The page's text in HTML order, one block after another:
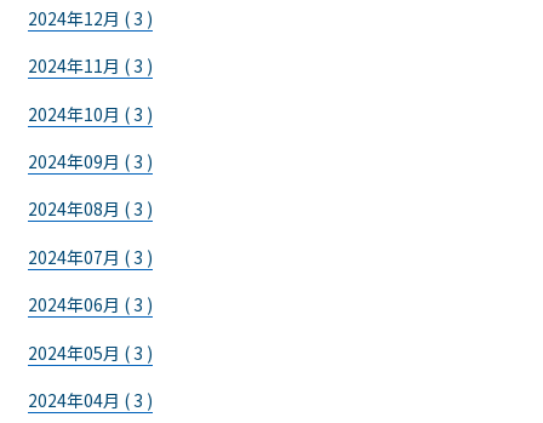
2024年12月 ( 3 )
2024年11月 ( 3 )
2024年10月 ( 3 )
2024年09月 ( 3 )
2024年08月 ( 3 )
2024年07月 ( 3 )
2024年06月 ( 3 )
2024年05月 ( 3 )
2024年04月 ( 3 )